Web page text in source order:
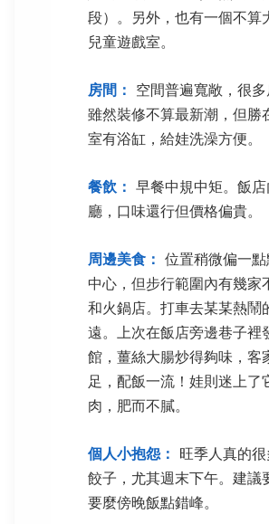
段）。另外，也有一個不算
兒童遊戲室。
房間： 空間普遍寬敞，很多
雖然裝修不算最新潮，但勝
室有浴缸，給娃洗澡方便。
餐飲： 早餐中規中矩。飯
廳，口味還行但價格偏貴。
周邊美食： 位置稍微偏一
中心，但步行範圍內有幾家
和火鍋店。打車去某某熱鬧
遠。上次在飯店旁邊巷子裡
館，薑絲大腸炒得夠味，客
足，配飯一流！娃則迷上了
肉，肥而不膩。
個人小抱怨： 旺季人真的
餃子，尤其週末下午。建議
要麼傍晚飯點錯峰。